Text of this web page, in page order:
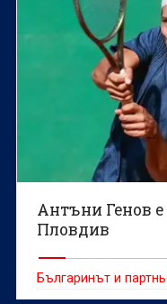
Антъни Генов
Пловдив
Българинът и